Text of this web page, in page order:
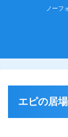
ノーフ
エピの居